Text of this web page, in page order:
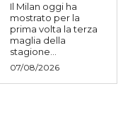
Il Milan oggi ha
mostrato per la
prima volta la terza
maglia della
stagione...
07/08/2026